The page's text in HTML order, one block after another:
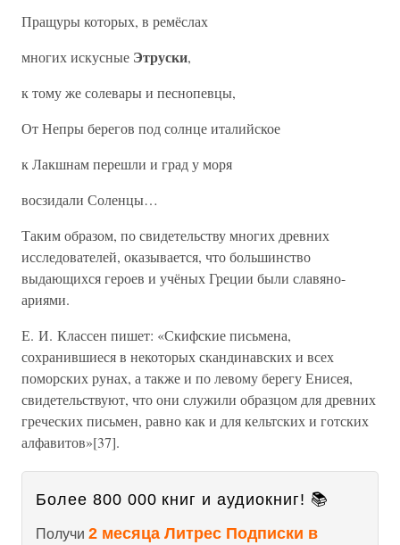
Пращуры которых, в ремёслах
многих искусные Этруски,
к тому же солевары и песнопевцы,
От Непры берегов под солнце италийское
к Лакшнам перешли и град у моря
восзидали Соленцы…
Таким образом, по свидетельству многих древних
исследователей, оказывается, что большинство
выдающихся героев и учёных Греции были славяно-
ариями.
Е. И. Классен пишет: «Скифские письмена,
сохранившиеся в некоторых скандинавских и всех
поморских рунах, а также и по левому берегу Енисея,
свидетельствуют, что они служили образцом для древних
греческих письмен, равно как и для кельтских и готских
алфавитов»[37].
Более 800 000 книг и аудиокниг! 📚
Получи 2 месяца Литрес Подписки в